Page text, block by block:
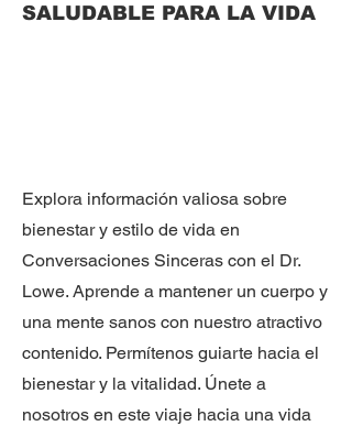
SALUDABLE PARA LA VIDA
Explora información valiosa sobre
bienestar y estilo de vida en
Conversaciones Sinceras con el Dr.
Lowe. Aprende a mantener un cuerpo y
una mente sanos con nuestro atractivo
contenido. Permítenos guiarte hacia el
bienestar y la vitalidad. Únete a
nosotros en este viaje hacia una vida